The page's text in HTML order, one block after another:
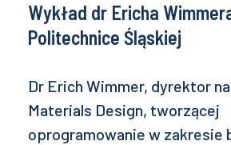
Wykład dr Ericha
Politechnice Śląskiej
Dr Erich Wimmer, dyrektor
Materials Design, tworzącej
oprogramowanie w zakresie